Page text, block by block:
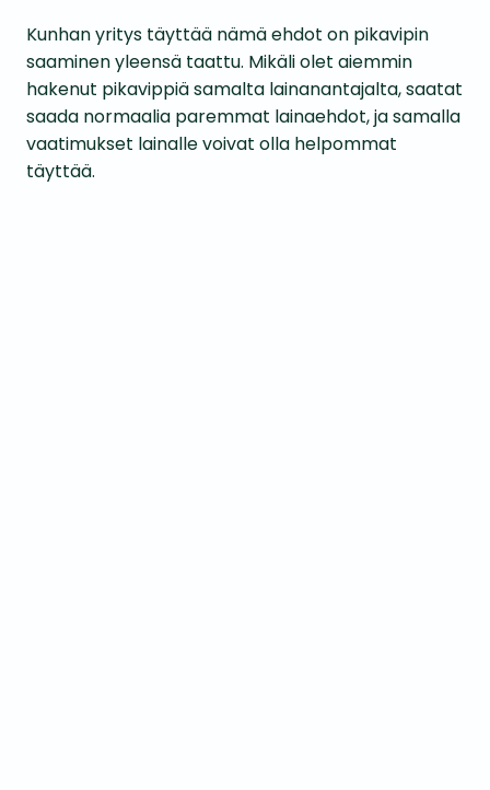
Kunhan yritys täyttää nämä ehdot on pikavipin
saaminen yleensä taattu. Mikäli olet aiemmin
hakenut pikavippiä samalta lainanantajalta, saatat
saada normaalia paremmat lainaehdot, ja samalla
vaatimukset lainalle voivat olla helpommat
täyttää.